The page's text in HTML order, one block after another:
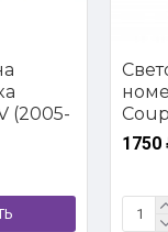
(2005-
1750